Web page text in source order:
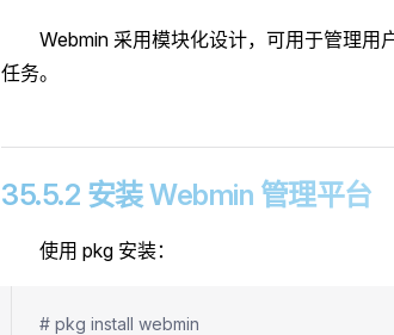
Webmin 采用模块化设计，可用于管理用
任务。
35.5.2 安装 Webmin 管理平台
使用 pkg 安装：
# pkg install webmin